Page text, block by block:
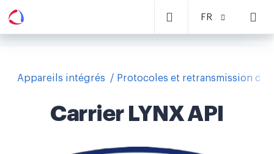
FR
Appareils intégrés Protocoles et retransmission de
Carrier LYNX API